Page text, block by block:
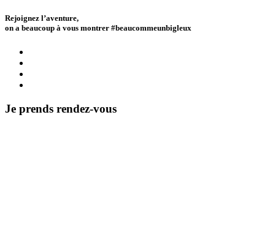
Rejoignez l’aventure,
on a beaucoup à vous montrer #beaucommeunbigleux
Je prends rendez-vous